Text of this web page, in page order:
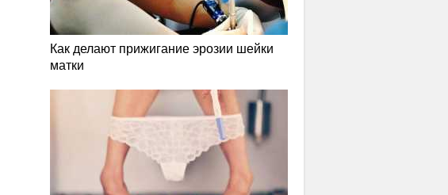
Как делают прижигание эрозии шейки
матки